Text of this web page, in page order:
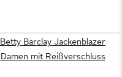
Betty Barclay Jackenblazer
Damen mit Reißverschluss